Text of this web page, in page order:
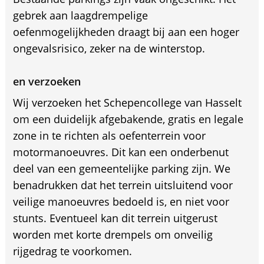
gebrek aan laagdrempelige
oefenmogelijkheden draagt bij aan een hoger
ongevalsrisico, zeker na de winterstop.
en verzoeken
Wij verzoeken het Schepencollege van Hasselt
om een duidelijk afgebakende, gratis en legale
zone in te richten als oefenterrein voor
motormanoeuvres. Dit kan een onderbenut
deel van een gemeentelijke parking zijn. We
benadrukken dat het terrein uitsluitend voor
veilige manoeuvres bedoeld is, en niet voor
stunts. Eventueel kan dit terrein uitgerust
worden met korte drempels om onveilig
rijgedrag te voorkomen.